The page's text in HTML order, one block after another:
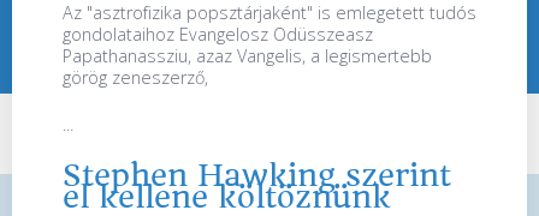
Az "asztrofizika popsztárjaként" is emlegetett tudós
gondolataihoz Evangelosz Odüsszeasz
Papathanassziu, azaz Vangelis, a legismertebb
görög zeneszerző,
Stephen Hawking szerint
el kellene költöznünk